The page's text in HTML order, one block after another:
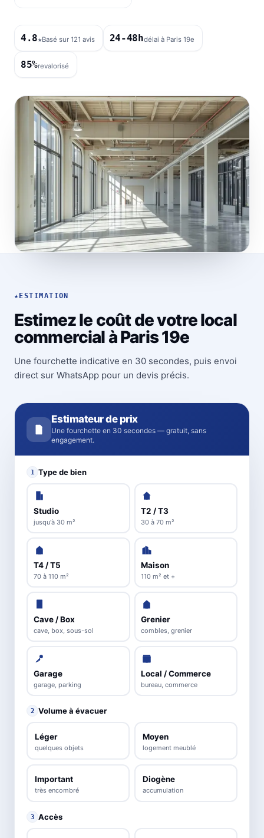
4.8★Basé sur 121 avis 24-48hdélai à Paris 19e
85%revalorisé
★ ESTIMATION
Estimez le coût de votre local
commercial à Paris 19e
Une fourchette indicative en 30 secondes, puis envoi
direct sur WhatsApp pour un devis précis.
Estimateur de prix
Une fourchette en 30 secondes — gratuit, sans
engagement.
1 Type de bien
Studio
jusqu'à 30 m²
T2 / T3
30 à 70 m²
T4 / T5
70 à 110 m²
Maison
110 m² et +
Cave / Box
cave, box, sous-sol
Grenier
combles, grenier
Garage
garage, parking
Local / Commerce
bureau, commerce
2 Volume à évacuer
Léger
quelques objets
Moyen
logement meublé
Important
très encombré
Diogène
accumulation
3 Accès